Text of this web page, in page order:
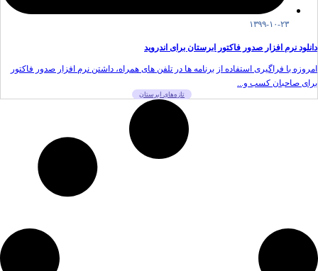
۱۳۹۹-۱۰-۲۳
دانلود نرم افزار صدور فاکتور ابرستان برای اندروید
امروزه با فراگیری استفاده از برنامه ها در تلفن های همراه، داشتن نرم افزار صدور فاکتور
برای صاحبان کسب و...
تازه‌های ابرستان